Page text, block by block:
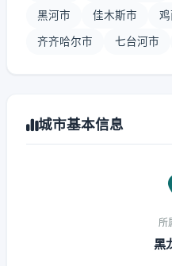
黑河市 佳木斯市
齐齐哈尔市 七台河市
城市基本信息
所
黑